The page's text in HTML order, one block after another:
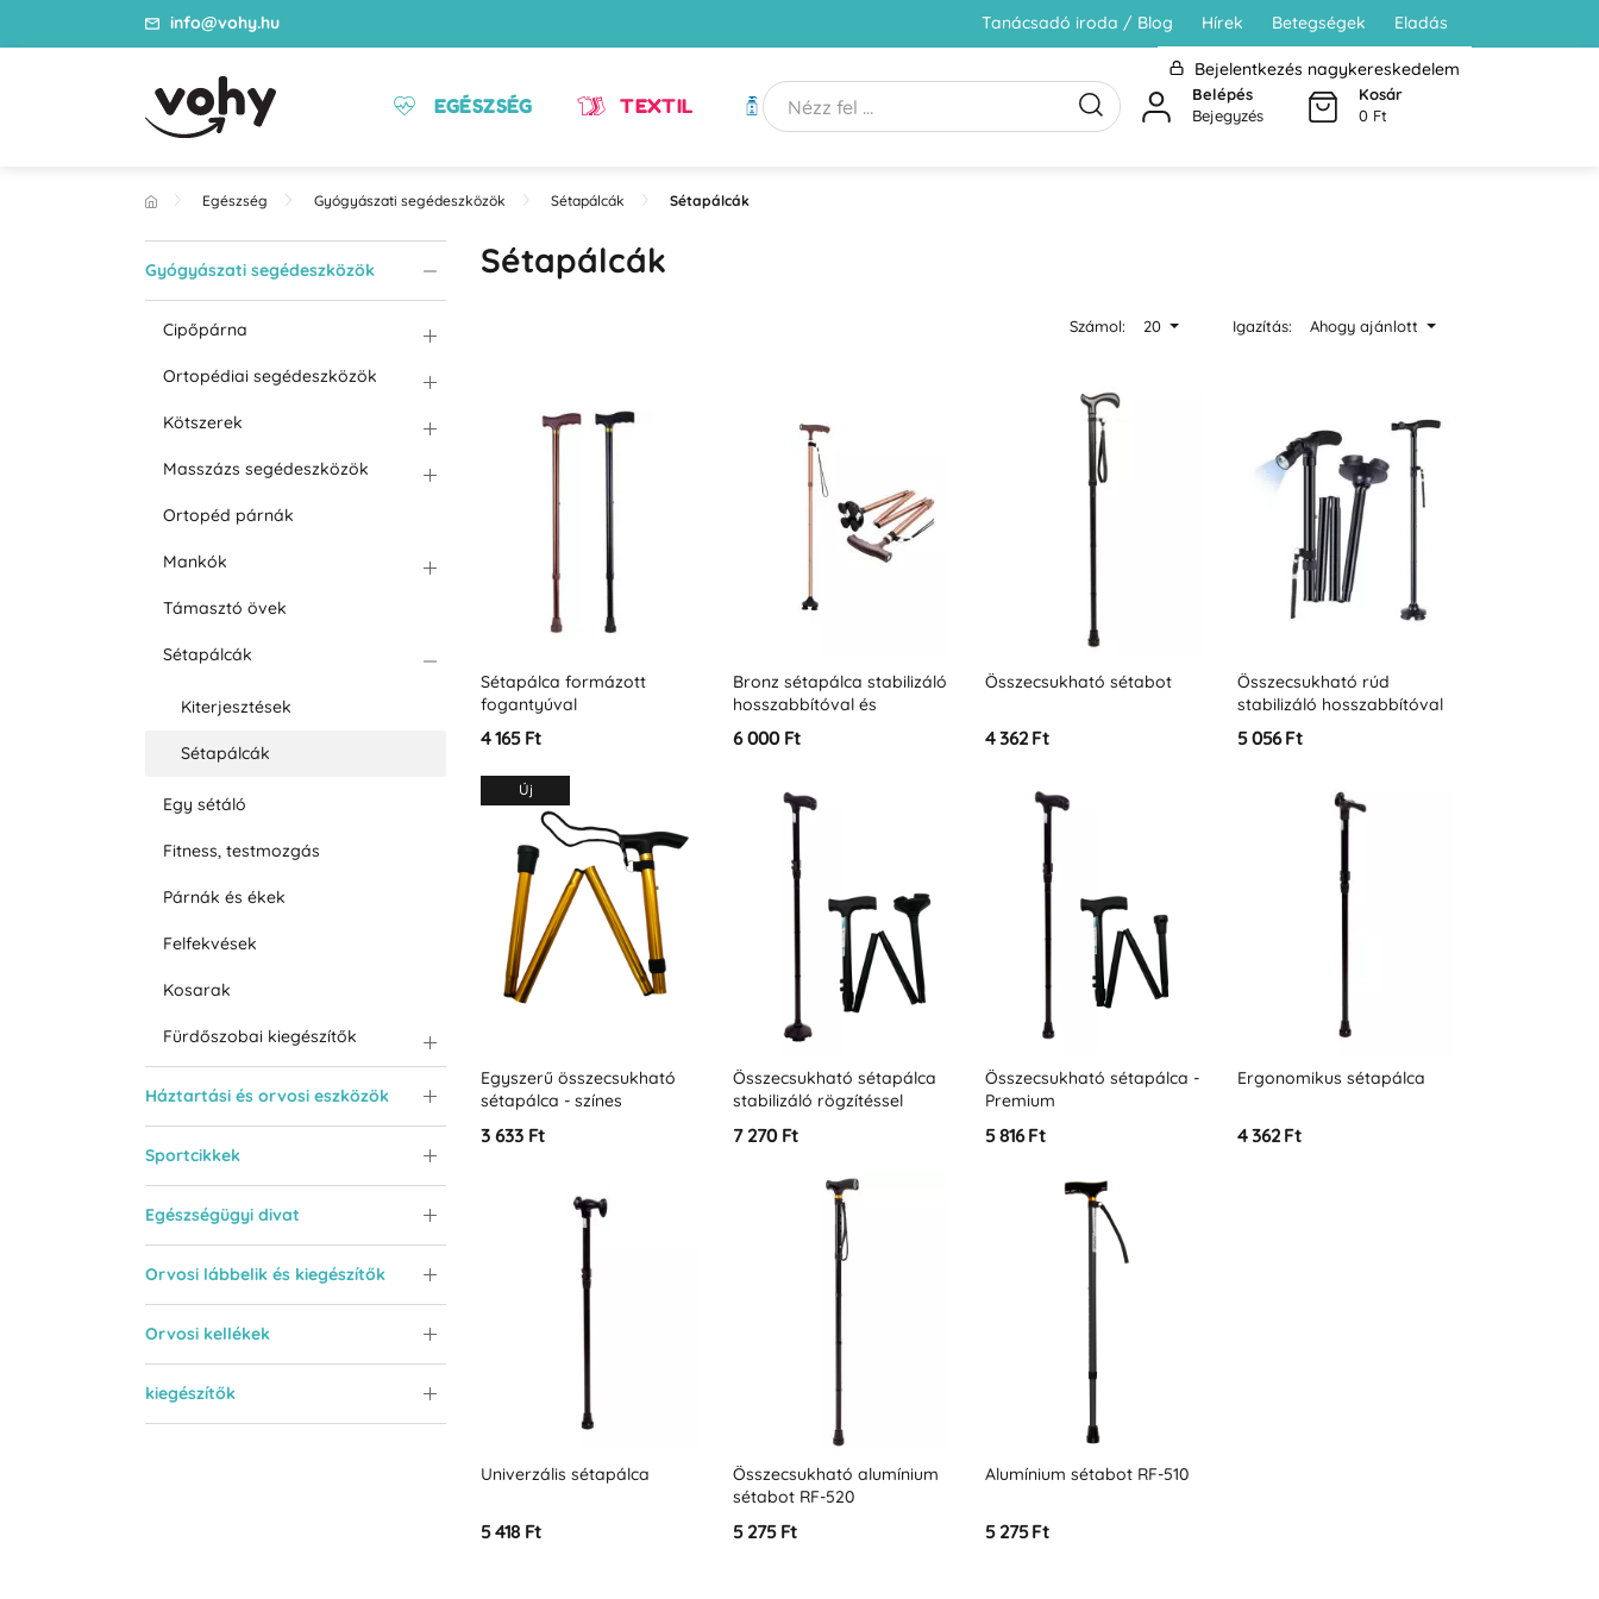
info@vohy.hu Tanácsadó iroda / Blog Hírek Betegségek Eladás
Bejelentkezés nagykereskedelem
EGÉSZSÉG TEXTIL HIGIÉNIA
Belépés
Bejegyzés
Kosár
0 Ft
Egészség Gyógyászati segédeszközök Sétapálcák Sétapálcák
Sétapálcák
Számol: 20 Igazítás: Ahogy ajánlott
Sétapálca formázott
fogantyúval
4 165 Ft
Bronz sétapálca stabilizáló
hosszabbítóval és
világítással
6 000 Ft
Összecsukható sétabot
4 362 Ft
Összecsukható rúd
stabilizáló hosszabbítóval
és világítással
5 056 Ft
Új
Egyszerű összecsukható
sétapálca - színes
3 633 Ft
Összecsukható sétapálca
stabilizáló rögzítéssel
7 270 Ft
Összecsukható sétapálca -
Premium
5 816 Ft
Ergonomikus sétapálca
4 362 Ft
Univerzális sétapálca
5 418 Ft
Összecsukható alumínium
sétabot RF-520
5 275 Ft
Alumínium sétabot RF-510
5 275 Ft
Gyógyászati segédeszközök
Cipőpárna
Ortopédiai segédeszközök
Kötszerek
Masszázs segédeszközök
Ortopéd párnák
Mankók
Támasztó övek
Sétapálcák
Kiterjesztések
Sétapálcák
Egy sétáló
Fitness, testmozgás
Párnák és ékek
Felfekvések
Kosarak
Fürdőszobai kiegészítők
Háztartási és orvosi eszközök
Sportcikkek
Egészségügyi divat
Orvosi lábbelik és kiegészítők
Orvosi kellékek
kiegészítők